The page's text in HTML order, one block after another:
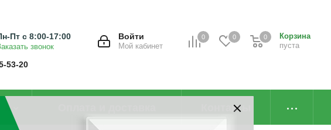
53-20
0 0
Корзина
пуста
0
Войти
Мой кабинет
Пт с 8:00-17:00
звонок
Контакты